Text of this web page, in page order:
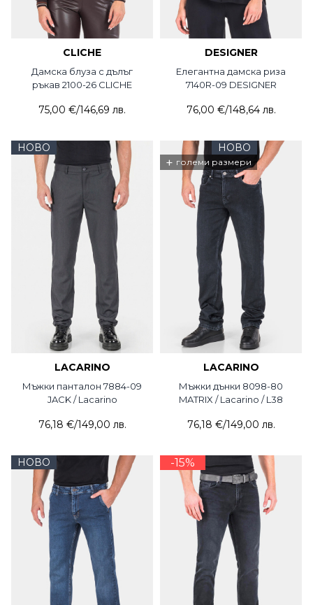
CLICHE
Дамска блуза с дълъг
ръкав 2100-26 CLICHE
75,00 €/146,69 лв.
DESIGNER
Елегантна дамска риза
7140R-09 DESIGNER
76,00 €/148,64 лв.
НОВО
LACARINO
Мъжки панталон 7884-09
JACK / Lacarino
76,18 €/149,00 лв.
НОВО
+ големи размери
LACARINO
Мъжки дънки 8098-80
MATRIX / Lacarino / L38
76,18 €/149,00 лв.
НОВО -15%